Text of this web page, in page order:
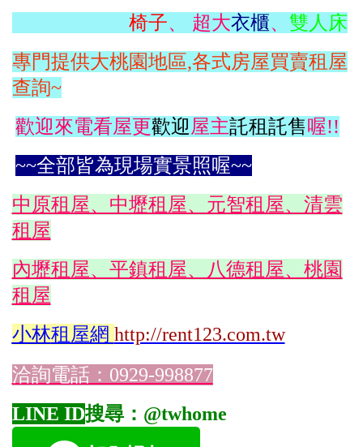
椅子、 超大衣櫃、 雙人床
專門提供大桃園地區,各式房屋買賣租屋
查詢~
歡迎來電看屋更歡迎屋主託租託售喔!!
~~全部皆為現場實景照喔~~
中原租屋、中壢租屋、元智租屋、清雲
租屋
內壢租屋、平鎮租屋、八德租屋、桃園
租屋
小林租屋網 http://rent123.com.tw
洽詢電話：0929-998877
LINE ID搜尋：@twhome